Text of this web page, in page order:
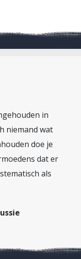
in
niemand wat
doe je
dat er
als